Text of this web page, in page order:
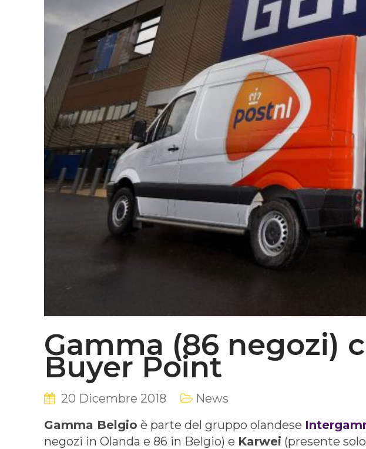
Gamma (86 negozi)
Buyer Point
20 Dicembre 2018
News
Gamma Belgio è parte del gruppo olandese
negozi in Olanda e 86 in Belgio) e Karwei (presente